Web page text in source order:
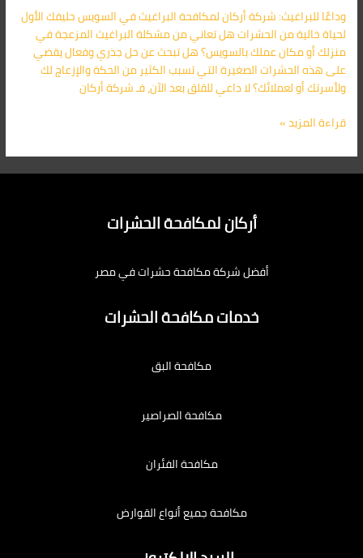
وداعًا للبراغيث: شركة أركان لمكافحة البراغيث في السويس حليفك الأول
لحياة خالية من الحشرات هل تعاني من مشكلة البراغيث المزعجة في
منزلك أو مكان عملك بالسويس؟ هل تبحث عن حل جذري وفعال يقضي
على هذه الحشرات الصغيرة التي تسبب الكثير من الحكة والإزعاج لك
ولأسرتك أو لعملائك؟ لا داعي للقلق بعد الآن، فـ شركة أركان
قراءة المزيد »
أركان لمكافحة الحشرات
أفضل شركة مكافحة حشرات في مصر
خدمات مكافحة الحشرات
مكافحة البق
مكافحة الصراصير
مكافحة الفئران
مكافحة جميع أنواع القوارض